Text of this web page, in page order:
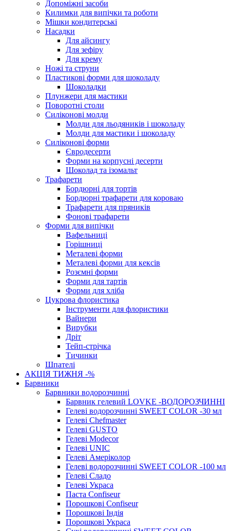
Допоміжні засоби
Килимки для випічки та роботи
Мішки кондитерські
Насадки
Для айсингу
Для зефіру
Для крему
Ножі та струни
Пластикові форми для шоколаду
Шоколадки
Плунжери для мастики
Поворотні столи
Силіконові молди
Молди для льодяників і шоколаду
Молди для мастики і шоколаду
Силіконові форми
Євродесерти
Форми на корпусні десерти
Шоколад та ізомальт
Трафарети
Бордюрні для тортів
Бордюрні трафарети для короваю
Трафарети для пряників
Фонові трафарети
Форми для випічки
Вафельниці
Горішниці
Металеві форми
Металеві форми для кексів
Розємні форми
Форми для тартів
Форми для хліба
Цукрова флористика
Інструменти для флористики
Вайнери
Вирубки
Дріт
Тейп-стрічка
Тичинки
Шпателі
АКЦІЯ ТИЖНЯ -%
Барвники
Барвники водорозчинні
Барвник гелевий LOVKE -ВОДОРОЗЧИННІ
Гелеві водорозчинні SWEET COLOR -30 мл
Гелеві Chefmaster
Гелеві GUSTO
Гелеві Modecor
Гелеві UNIC
Гелеві Амеріколор
Гелеві водорозчинні SWEET COLOR -100 мл
Гелеві Сладо
Гелеві Украса
Паста Confiseur
Порошкові Confiseur
Порошкові Індія
Порошкові Украса